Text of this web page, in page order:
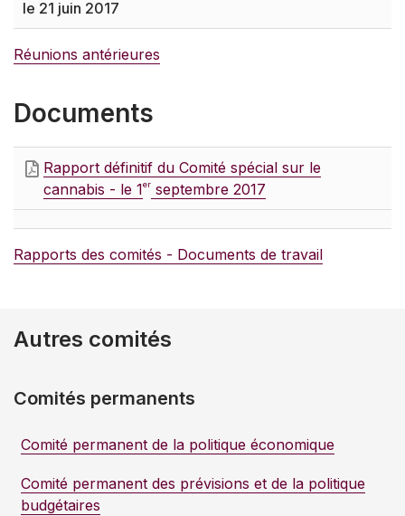
le 21 juin 2017
Réunions antérieures
Documents
Rapport définitif du Comité spécial sur le
cannabis - le 1er septembre 2017
Rapports des comités - Documents de travail
Autres comités
Comités permanents
Comité permanent de la politique économique
Comité permanent des prévisions et de la politique
budgétaires